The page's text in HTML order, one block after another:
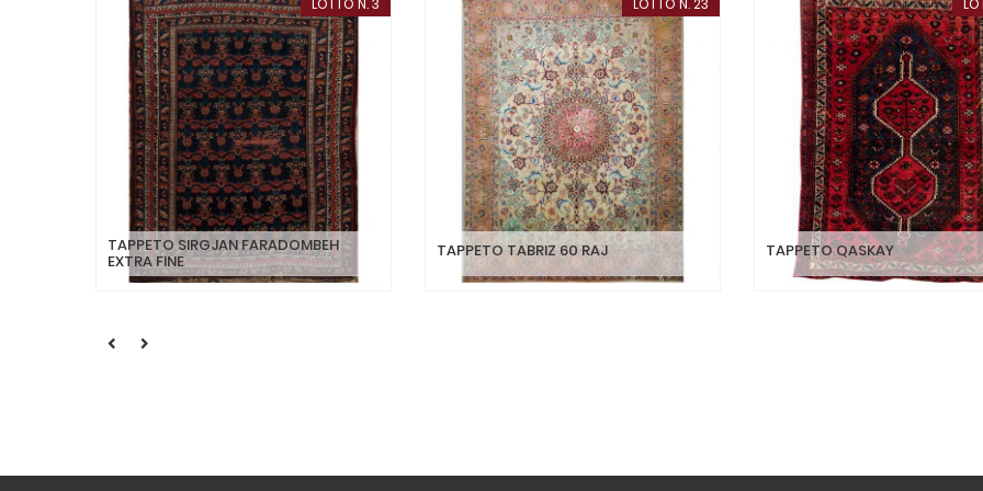
LOTTO N. 3
TAPPETO SIRGJAN FARADOMBEH
EXTRA FINE
LOTTO N. 23
TAPPETO TABRIZ 60 RAJ TAPPETO QASKAY